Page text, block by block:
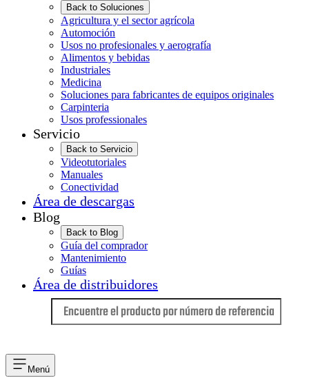
Back to Soluciones
Agricultura y el sector agrícola
Automoción
Usos no profesionales y aerografía
Alimentos y bebidas
Industriales
Medicina
Soluciones para fabricantes de equipos originales
Carpinteria
Usos professionales
Servicio
Back to Servicio
Videotutoriales
Manuales
Conectividad
Área de descargas
Blog
Back to Blog
Guía del comprador
Mantenimiento
Guías
Área de distribuidores
Menú